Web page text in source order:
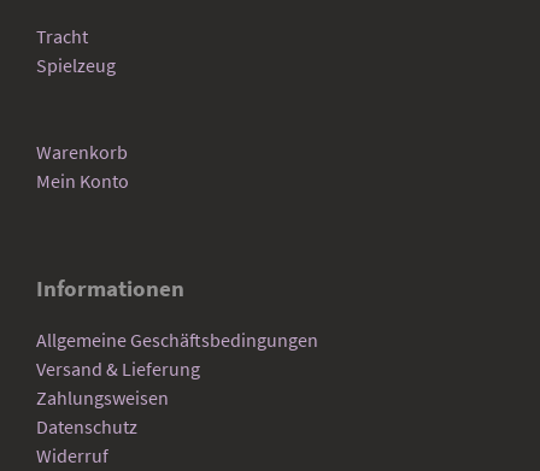
Tracht
Spielzeug
Warenkorb
Mein Konto
Informationen
Allgemeine Geschäftsbedingungen
Versand & Lieferung
Zahlungsweisen
Datenschutz
Widerruf